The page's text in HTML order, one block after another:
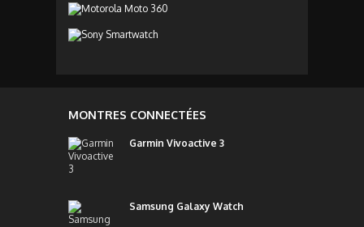
MONTRES CONNECTÉES
Garmin Vivoactive 3
Samsung Galaxy Watch